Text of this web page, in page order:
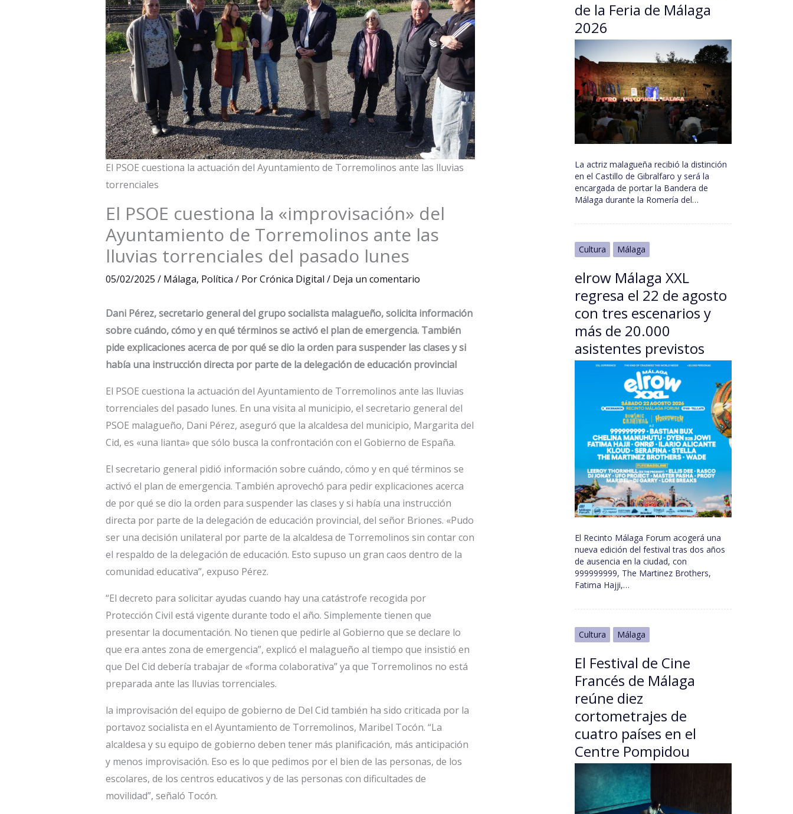
El PSOE cuestiona la actuación del Ayuntamiento de Torremolinos ante las lluvias
torrenciales
El PSOE cuestiona la «improvisación» del
Ayuntamiento de Torremolinos ante las
lluvias torrenciales del pasado lunes
05/02/2025 / Málaga, Política / PorCrónica Digital / Deja un comentario
Dani Pérez, secretario general del grupo socialista malagueño, solicita información
sobre cuándo, cómo y en qué términos se activó el plan de emergencia. También
pide explicaciones acerca de por qué se dio la orden para suspender las clases y si
había una instrucción directa por parte de la delegación de educación provincial
El PSOE cuestiona la actuación del Ayuntamiento de Torremolinos ante las lluvias
torrenciales del pasado lunes. En una visita al municipio, el secretario general del
PSOE malagueño, Dani Pérez, aseguró que la alcaldesa del municipio, Margarita del
Cid, es «una lianta» que sólo busca la confrontación con el Gobierno de España.
El secretario general pidió información sobre cuándo, cómo y en qué términos se
activó el plan de emergencia. También aprovechó para pedir explicaciones acerca
de por qué se dio la orden para suspender las clases y si había una instrucción
directa por parte de la delegación de educación provincial, del señor Briones. «Pudo
ser una decisión unilateral por parte de la alcaldesa de Torremolinos sin contar con
el respaldo de la delegación de educación. Esto supuso un gran caos dentro de la
comunidad educativa”, expuso Pérez.
“El decreto para solicitar ayudas cuando hay una catástrofe recogida por
Protección Civil está vigente durante todo el año. Simplemente tienen que
presentar la documentación. No tienen que pedirle al Gobierno que se declare lo
que era antes zona de emergencia”, explicó el malagueño al tiempo que insistió en
que Del Cid debería trabajar de «forma colaborativa” ya que Torremolinos no está
preparada ante las lluvias torrenciales.
la improvisación del equipo de gobierno de Del Cid también ha sido criticada por la
portavoz socialista en el Ayuntamiento de Torremolinos, Maribel Tocón. “La
alcaldesa y su equipo de gobierno deben tener más planificación, más anticipación
y menos improvisación. Eso es lo que pedimos por el bien de las personas, de los
escolares, de los centros educativos y de las personas con dificultades de
movilidad”, señaló Tocón.
de la Feria de Málaga
2026
La actriz malagueña recibió la distinción
en el Castillo de Gibralfaro y será la
encargada de portar la Bandera de
Málaga durante la Romería del…
Cultura Málaga
elrow Málaga XXL
regresa el 22 de agosto
con tres escenarios y
más de 20.000
asistentes previstos
El Recinto Málaga Forum acogerá una
nueva edición del festival tras dos años
de ausencia en la ciudad, con
999999999, The Martinez Brothers,
Fatima Hajji,…
Cultura Málaga
El Festival de Cine
Francés de Málaga
reúne diez
cortometrajes de
cuatro países en el
Centre Pompidou